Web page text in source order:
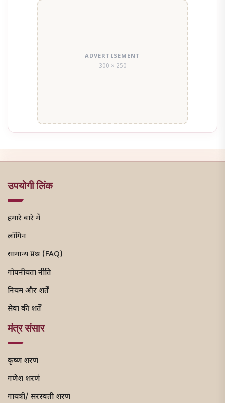
ADVERTISEMENT
300 × 250
उपयोगी लिंक
हमारे बारे में
लॉगिन
सामान्य प्रश्न (FAQ)
गोपनीयता नीति
नियम और शर्तें
सेवा की शर्तें
मंत्र संसार
कृष्ण शरणं
गणेश शरणं
गायत्री/ सरस्वती शरणं